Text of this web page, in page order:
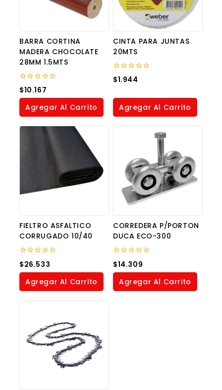
BARRA CORTINA
MADERA CHOCOLATE
28MM 1.5MTS
0
out
of
$10.167
Agregar Al Carrito
CINTA PARA JUNTAS
20MTS
0
out
5
$1.944
Agregar Al Carrito
FIELTRO ASFALTICO
CORRUGADO 10/40
0
out
of
$26.533
Agregar Al Carrito
CORREDERA P/PORTON
DUCA ECO-300
0
out
of
$14.309
Agregar Al Carrito